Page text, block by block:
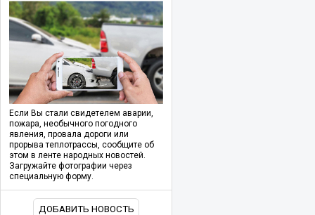
Если Вы стали свидетелем аварии,
пожара, необычного погодного
явления, провала дороги или
прорыва теплотрассы, сообщите об
этом в ленте народных новостей.
Загружайте фотографии через
специальную форму.
ДОБАВИТЬ НОВОСТЬ